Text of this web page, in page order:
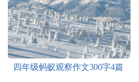
汇编9篇
四年级蚂蚁观察作文300字4篇